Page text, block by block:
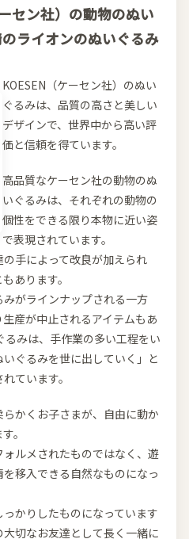
セン社）の動物のぬい
ライオンのぬいぐるみ
KOESEN（ケーセン社）のぬい
ぐるみは、品質の高さと美しい
デザインで、世界中から高い評
価と信頼を得ています。
高品質なケーセン社の動物のぬ
いぐるみは、それぞれの動物の
個性をできる限り本物に近い姿
で表現されています。
手によって改良が加えられ
あります。
がラインナップされる一方
産が中止されるアイテムもあ
るみは、手作業の多い工程をい
ぐるみを世に出していく」と
ています。
かくお子さまが、自由に動か
。
ルメされたものではなく、遊
移入できる自然なものになっ
かりしたものになっています
切なお友達として長く一緒に